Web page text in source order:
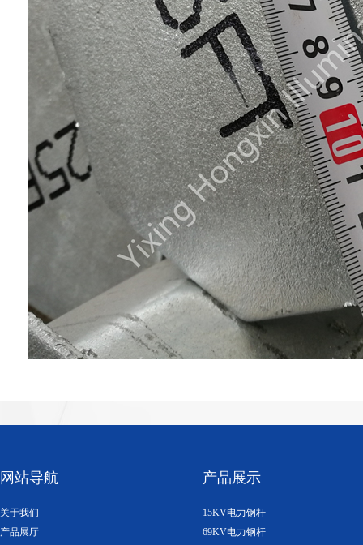
网站导航
关于我们
产品展厅
产品展示
15KV电力钢杆
69KV电力钢杆